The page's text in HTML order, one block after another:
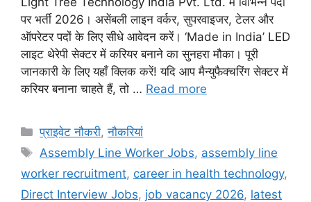
पर भर्ती 2026। असेंबली लाइन वर्कर, सुपरवाइजर, टेलर और
ऑपरेटर पदों के लिए सीधे आवेदन करें। ‘Made in India’ LED
लाइट थेरेपी सेक्टर में करियर बनाने का सुनहरा मौका। पूरी
जानकारी के लिए यहाँ क्लिक करें! यदि आप मैन्युफैक्चरिंग सेक्टर में
करियर बनाना चाहते हैं, तो … Read more
Categories
प्राइवेट नौकरी,नौकरियां
Tags
Assembly Line Worker Jobs, assembly line
worker recruitment, career in health technology,
Direct Interview Jobs, job vacancy 2026, latest